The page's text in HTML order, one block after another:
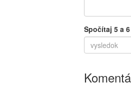
Spočítaj 5 a